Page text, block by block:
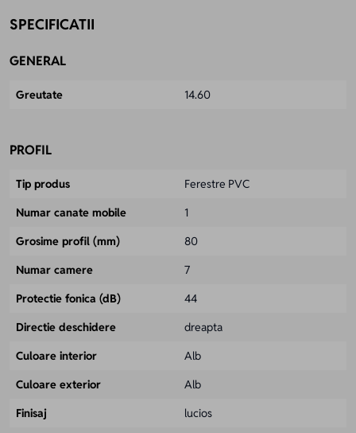
SPECIFICATII
GENERAL
Greutate 14.60
PROFIL
Tip produs
Ferestre PVC
Numar canate mobile
1
Grosime profil (mm)
80
Numar camere
7
Protectie fonica (dB)
44
Directie deschidere
dreapta
Culoare interior
Alb
Culoare exterior
Alb
Finisaj
lucios